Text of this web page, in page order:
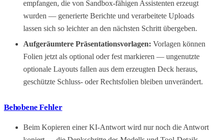
empfangen, die von Sandbox-fähigen Assistenten erzeugt
wurden — generierte Berichte und verarbeitete Uploads
lassen sich so leichter an den nächsten Schritt übergeben.
Aufgeräumtere Präsentationsvorlagen: Vorlagen können
Folien jetzt als optional oder fest markieren — ungenutzte
optionale Layouts fallen aus dem erzeugten Deck heraus,
geschützte Schluss- oder Rechtsfolien bleiben unverändert.
Behobene Fehler
Beim Kopieren einer KI-Antwort wird nur noch die Antwort